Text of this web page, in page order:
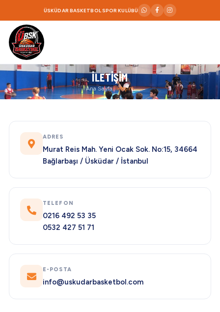
ÜSKÜDAR BASKETBOL SPOR KULÜBÜ
İLETIŞIM
Ana Sayfa/İletişim
ADRES
Murat Reis Mah. Yeni Ocak Sok. No:15, 34664
Bağlarbaşı / Üsküdar / İstanbul
TELEFON
0216 492 53 35
0532 427 51 71
E-POSTA
info@uskudarbasketbol.com